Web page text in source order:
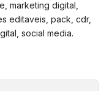
marketing digital,
editaveis, pack, cdr,
social media.